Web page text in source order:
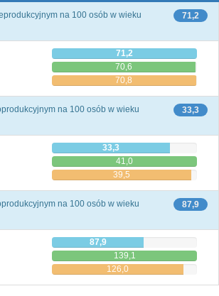
71,2
na 100 osób w wieku
71,2
70,6
70,8
33,3
na 100 osób w wieku
33,3
41,0
39,5
87,9
na 100 osób w wieku
87,9
139,1
126,0